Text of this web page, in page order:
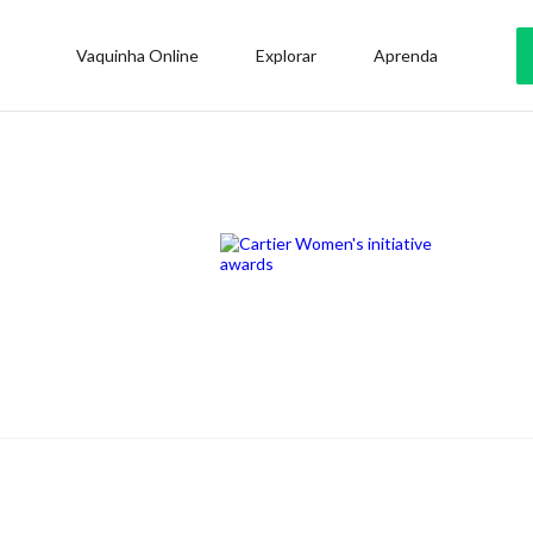
Vaquinha Online Explorar Aprenda